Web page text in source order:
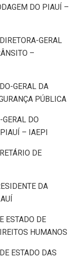
DO PIAUÍ –
GERAL
–
GERAL DA
PÚBLICA
DO
– IAEPI
DE
DA
ESTADO DE
HUMANOS
ESTADO DAS